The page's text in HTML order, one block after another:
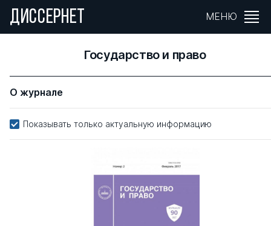
ДИССЕРНЕТ МЕНЮ
Государство и право
О журнале
Показывать только актуальную информацию